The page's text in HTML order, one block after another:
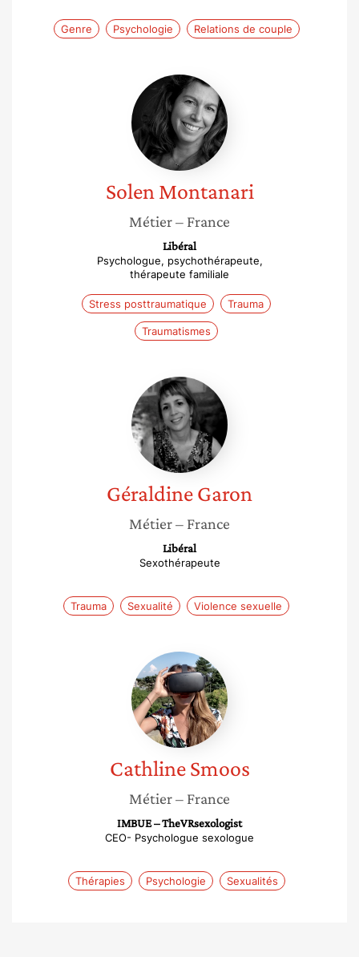
Genre Psychologie Relations de couple
Solen
Montanari
Solen Montanari
Métier– France
Libéral
Psychologue, psychothérapeute,
thérapeute familiale
Stress posttraumatique Trauma
Traumatismes
Géraldine
Garon
GéraldineGaron
Métier– France
Libéral
Sexothérapeute
Trauma Sexualité Violence sexuelle
Cathline
Smoos
Cathline Smoos
Métier– France
IMBUE – TheVRsexologist
CEO- Psychologue sexologue
Thérapies Psychologie Sexualités